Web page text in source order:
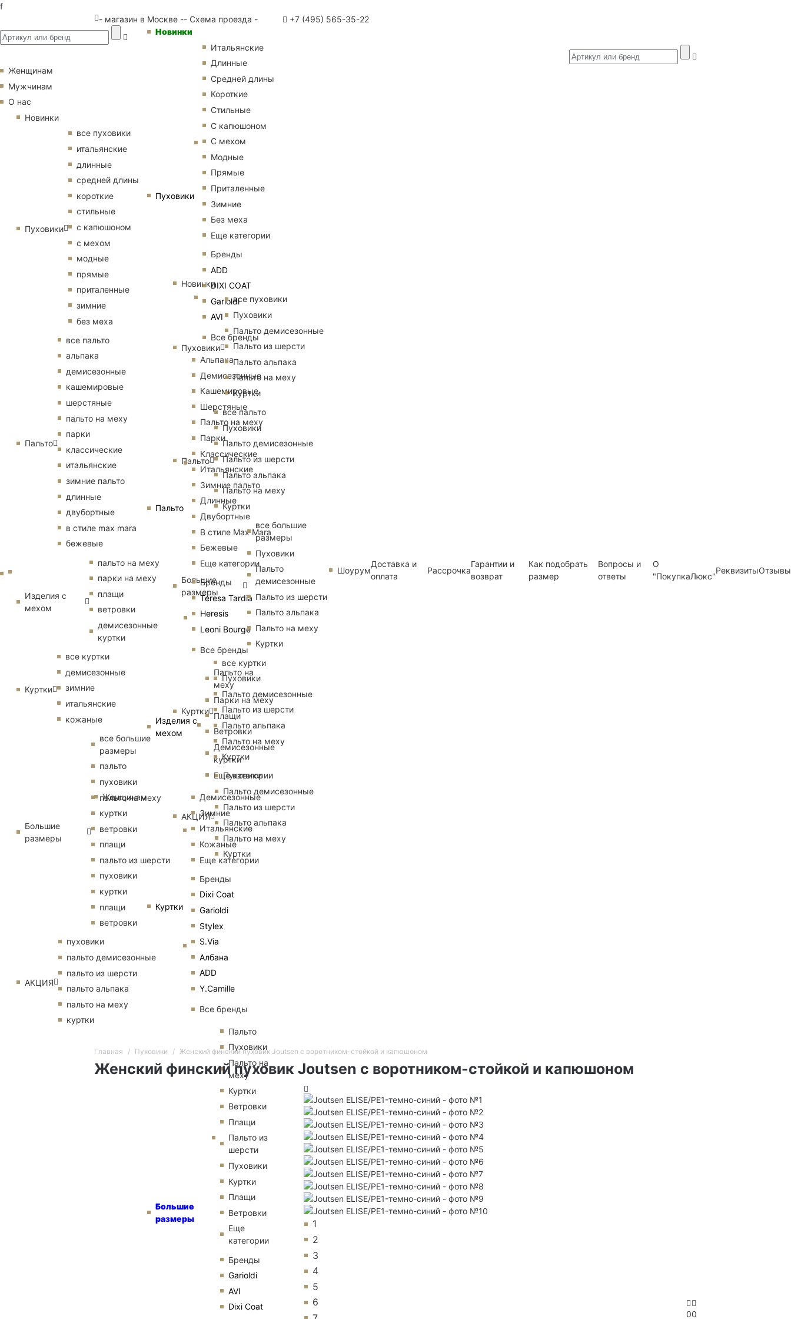
f
- магазин в Москве -- Схема проезда - +7 (495) 565-35-22
Женщинам
Новинки
Пуховики
Итальянские
Длинные
Средней длины
Короткие
Стильные
С капюшоном
С мехом
Модные
Прямые
Приталенные
Зимние
Без меха
Еще категории
Бренды
ADD
DIXI COAT
Garioldi
AVI
Все бренды
Пальто
Альпака
Демисезонные
Кашемировые
Шерстяные
Пальто на меху
Парки
Классические
Итальянские
Зимние пальто
Длинные
Двубортные
В стиле Max Mara
Бежевые
Еще категории
Бренды
Teresa Tardia
Heresis
Leoni Bourge
Все бренды
Изделия с
мехом
Пальто на
меху
Парки на меху
Плащи
Ветровки
Демисезонные
куртки
Еще категории
Куртки
Демисезонные
Зимние
Итальянские
Кожаные
Еще категории
Бренды
Dixi Coat
Garioldi
Stylex
S.Via
Албана
ADD
Y.Camille
Все бренды
Большие
размеры
Пальто
Пуховики
Пальто на
меху
Куртки
Ветровки
Плащи
Пальто из
шерсти
Пуховики
Куртки
Плащи
Ветровки
Еще
категории
Бренды
Garioldi
AVI
Dixi Coat
00
Женщинам
Мужчинам
О нас
Новинки
Пуховики
все пуховики
итальянские
длинные
средней длины
короткие
стильные
с капюшоном
с мехом
модные
прямые
приталенные
зимние
без меха
Пальто
все пальто
альпака
демисезонные
кашемировые
шерстяные
пальто на меху
парки
классические
итальянские
зимние пальто
длинные
двубортные
в стиле max mara
бежевые
Изделия с
мехом
пальто на меху
парки на меху
плащи
ветровки
демисезонные
куртки
Куртки
все куртки
демисезонные
зимние
итальянские
кожаные
Большие
размеры
все большие
размеры
пальто
пуховики
пальто на меху
куртки
ветровки
плащи
пальто из шерсти
пуховики
куртки
плащи
ветровки
АКЦИЯ
пуховики
пальто демисезонные
пальто из шерсти
пальто альпака
пальто на меху
куртки
Новинки
Пуховики
все пуховики
Пуховики
Пальто демисезонные
Пальто из шерсти
Пальто альпака
Пальто на меху
Куртки
Пальто
все пальто
Пуховики
Пальто демисезонные
Пальто из шерсти
Пальто альпака
Пальто на меху
Куртки
Большие
размеры
все большие
размеры
Пуховики
Пальто
демисезонные
Пальто из шерсти
Пальто альпака
Пальто на меху
Куртки
Куртки
все куртки
Пуховики
Пальто демисезонные
Пальто из шерсти
Пальто альпака
Пальто на меху
Куртки
АКЦИЯ
Пуховики
Пальто демисезонные
Пальто из шерсти
Пальто альпака
Пальто на меху
Куртки
Шоурум
Доставка и
оплата
Рассрочка
Гарантии и
возврат
Как подобрать
размер
Вопросы и
ответы
О
"ПокупкаЛюкс"
РеквизитыОтзывы
Главная Пуховики Женский финский пуховик Joutsen с воротником-стойкой и капюшоном
Женский финский пуховик Joutsen с воротником-стойкой и капюшоном
1
2
3
4
5
6